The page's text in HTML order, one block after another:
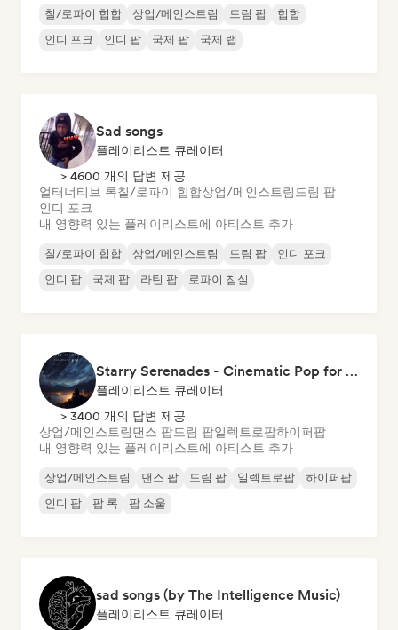
칠/로파이 힙합 상업/메인스트림 드림 팝
힙합
인디 포크
인디 팝 국제 팝 국제 랩
Sad songs
플레이리스트 큐레이터
> 4600 개의 답변 제공
얼터너티브 록칠/로파이 힙합상업/메인스트림 드림 팝
인디 포크
내 영향력 있는 플레이리스트에 아티스트 추가
칠/로파이 힙합 상업/메인스트림 드림 팝
인디 포크
인디 팝
국제 팝 라틴 팝 로파이 침실
Starry Serenades - Cinematic Pop for the Night Sky (by Indiemusicflix)
플레이리스트 큐레이터
> 3400 개의 답변 제공
상업/메인스트림댄스 팝드림 팝일렉트로팝하이퍼팝
내 영향력 있는 플레이리스트에 아티스트 추가
상업/메인스트림 댄스 팝 드림 팝 일렉트로팝
하이퍼팝
인디 팝
팝 록 팝 소울
sad songs (by The Intelligence Music)
플레이리스트 큐레이터